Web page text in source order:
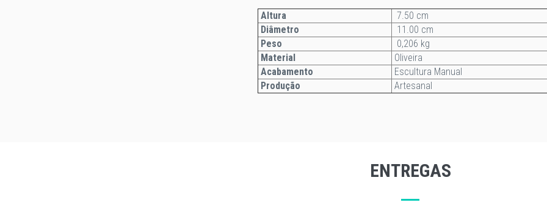
Altura
7.50 cm
Diâmetro
11.00 cm
Peso
0,206 kg
Material
Oliveira
Acabamento
Escultura Manual
Produção
Artesanal
ENTREGAS